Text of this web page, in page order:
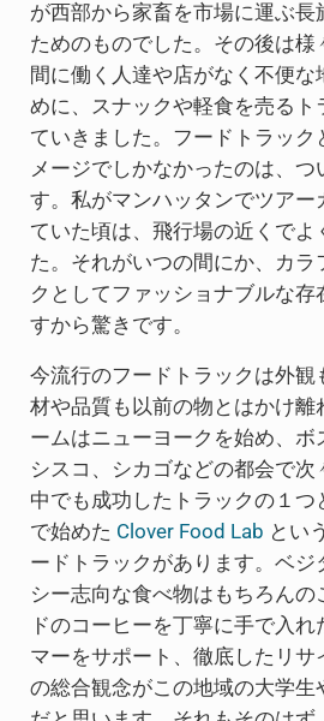
が西部から家畜を市場に運ぶ長
ためのものでした。その後は様
間に働く人達や店がなく不便な
めに、スナックや軽食を売るト
ていきました。フードトラック
メージでしかなかったのは、
す。私がマンハッタンでツアー
ていた頃は、飛行場の近くでよ
た。それがいつの間にか、カラ
クとしてファッショナブルな
すから驚きです。
今流行のフードトラックは外観
材や品質も以前の物とはかけ離
ームはニューヨークを始め、ボ
シスコ、シカゴなどの都会で次
中でも成功したトラックの１つ
で始めた Clover Food Lab とい
ードトラックがあります。ベジ
シー志向な食べ物はもちろんの
ドのコーヒーを丁寧に手で入
マーをサポート、徹底したリサ
の総合観念がこの地域の大学生